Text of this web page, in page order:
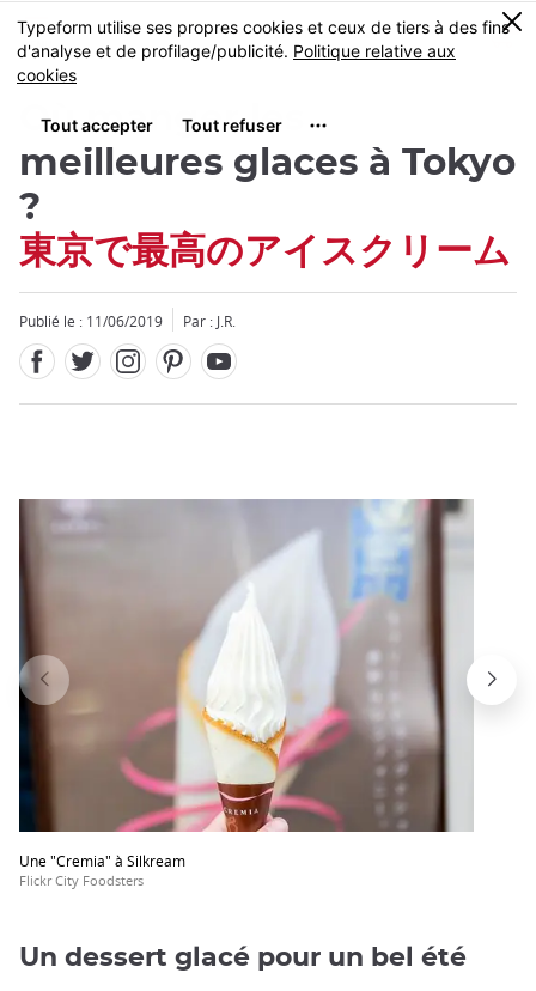
Skip
to
main
MENU
0
Où manger les
meilleures glaces à Tokyo
?
東京で最高のアイスクリーム
Publié le : 11/06/2019 Par : J.R.
Une "Cremia" à Silkream
Flickr City Foodsters
Fermer
Un dessert glacé pour un bel été